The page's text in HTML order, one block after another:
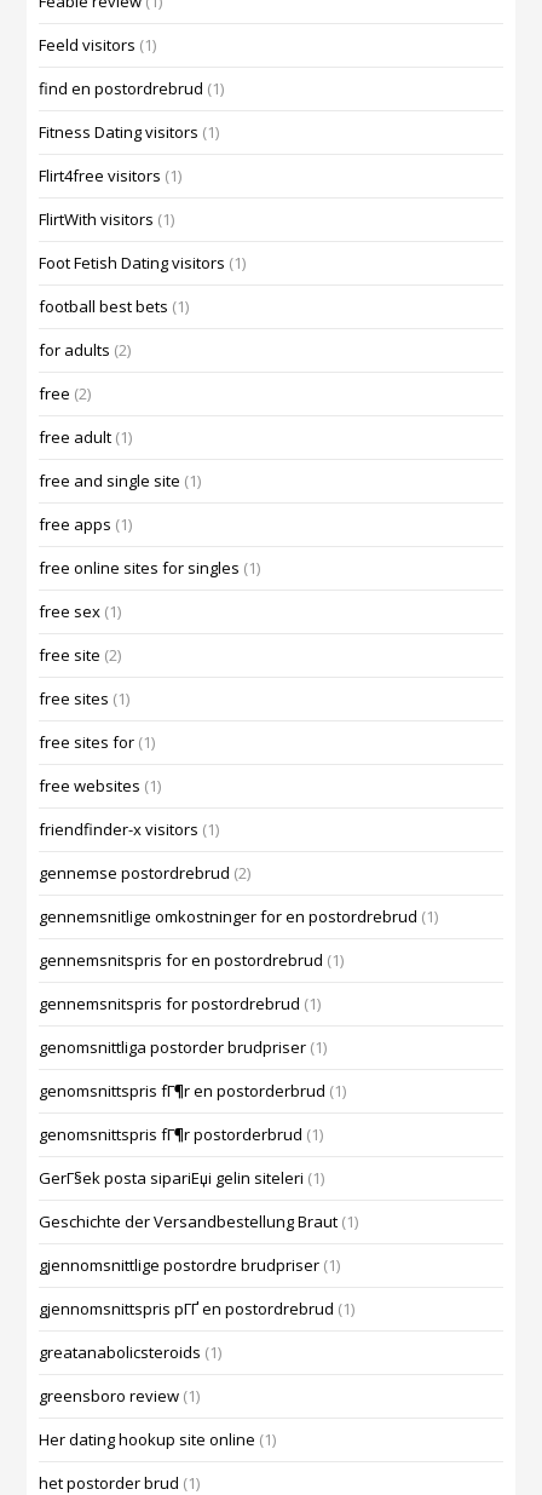
Feeld visitors (1)
find en postordrebrud (1)
Fitness Dating visitors (1)
Flirt4free visitors (1)
FlirtWith visitors (1)
Foot Fetish Dating visitors (1)
football best bets (1)
for adults (2)
free (2)
free adult (1)
free and single site (1)
free apps (1)
free online sites for singles (1)
free sex (1)
free site (2)
free sites (1)
free sites for (1)
free websites (1)
friendfinder-x visitors (1)
gennemse postordrebrud (2)
gennemsnitlige omkostninger for en postordrebrud (1)
gennemsnitspris for en postordrebrud (1)
gennemsnitspris for postordrebrud (1)
genomsnittliga postorder brudpriser (1)
genomsnittspris fГ¶r en postorderbrud (1)
genomsnittspris fГ¶r postorderbrud (1)
GerГ§ek posta sipariЕџi gelin siteleri (1)
Geschichte der Versandbestellung Braut (1)
gjennomsnittlige postordre brudpriser (1)
gjennomsnittspris pГҐ en postordrebrud (1)
greatanabolicsteroids (1)
greensboro review (1)
Her dating hookup site online (1)
het postorder brud (1)